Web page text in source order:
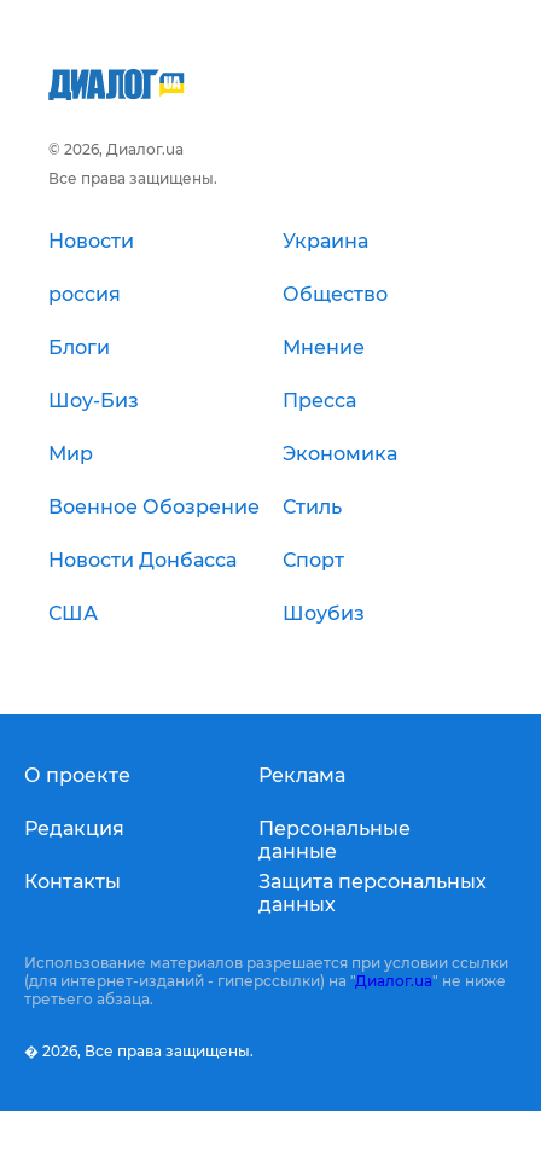
© 2026, Диалог.ua
Все права защищены.
Новости Украина
россия Общество
Блоги Мнение
Шоу-Биз Пресса
Мир Экономика
Военное Обозрение Стиль
Новости Донбасса Спорт
США Шоубиз
О проекте
Редакция
Контакты
Реклама
Персональные
данные
Защита персональных
данных
Использование материалов разрешается при условии ссылки
(для интернет-изданий - гиперссылки) на "Диалог.ua" не ниже
третьего абзаца.
� 2026, Все права защищены.